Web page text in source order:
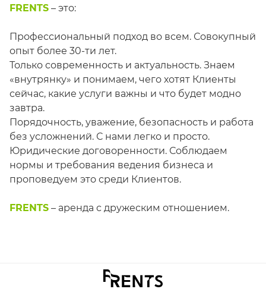
FRENTS – это:
Профессиональный подход во всем. Совокупный
опыт более 30-ти лет.
Только современность и актуальность. Знаем
«внутрянку» и понимаем, чего хотят Клиенты
сейчас, какие услуги важны и что будет модно
завтра.
Порядочность, уважение, безопасность и работа
без усложнений. С нами легко и просто.
Юридические договоренности. Соблюдаем
нормы и требования ведения бизнеса и
проповедуем это среди Клиентов.
FRENTS – аренда с дружеским отношением.